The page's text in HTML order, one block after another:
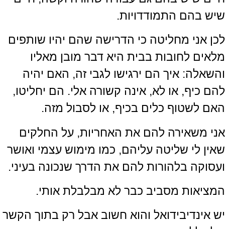
שיש בהם התמודדויות.
לכן אני מחליטה כי הדרישה שהם יהיו שותפים
מלאים לחובות בבית היא דבר מובן מאליו
והשאלה: איך הם ירגישו לגבי זה, האם יהיה
להם כיף, או לא, אינה קשורה אלי. הם יחליטו,
האם לשטוף כלים בכיף, או לסבול מזה.
אני משאירה להם את האחריות, על החלקים
שאין לי שליטה עליהם, כמו מימוש עצמי ואושר
ועסוקה בלהורות להם את הדרך שנכונה בעיני.
המציאות מסביב כבר לא מבלבלת אותי.
יש אינדיבידואל והוא חשוב אבל רק בתוך הקשר